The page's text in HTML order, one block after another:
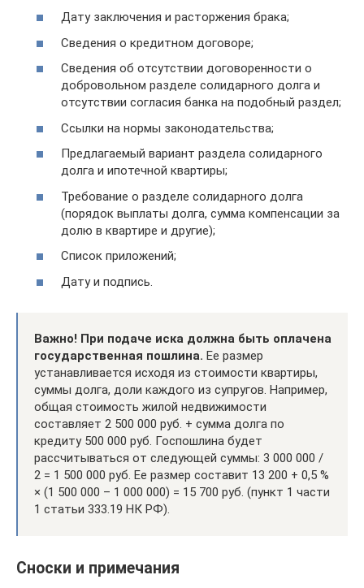
Дату заключения и расторжения брака;
Сведения о кредитном договоре;
Сведения об отсутствии договоренности о
добровольном разделе солидарного долга и
отсутствии согласия банка на подобный раздел;
Ссылки на нормы законодательства;
Предлагаемый вариант раздела солидарного
долга и ипотечной квартиры;
Требование о разделе солидарного долга
(порядок выплаты долга, сумма компенсации за
долю в квартире и другие);
Список приложений;
Дату и подпись.
Важно! При подаче иска должна быть оплачена
государственная пошлина. Ее размер
устанавливается исходя из стоимости квартиры,
суммы долга, доли каждого из супругов. Например,
общая стоимость жилой недвижимости
составляет 2 500 000 руб. + сумма долга по
кредиту 500 000 руб. Госпошлина будет
рассчитываться от следующей суммы: 3 000 000 /
2 = 1 500 000 руб. Ее размер составит 13 200 + 0,5 %
× (1 500 000 – 1 000 000) = 15 700 руб. (пункт 1 части
1 статьи 333.19 НК РФ).
Сноски и примечания